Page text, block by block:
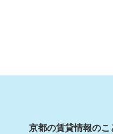
京都の賃貸情報のこ